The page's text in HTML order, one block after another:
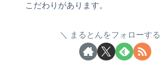
こだわりがあります。
まるとんをフォローする